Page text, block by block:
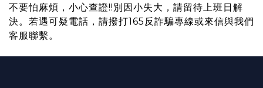
不要怕麻煩，小心查證!!別因小失大，請留待上班日解
決。若遇可疑電話，請撥打165反詐騙專線或來信與我們
客服聯繫。